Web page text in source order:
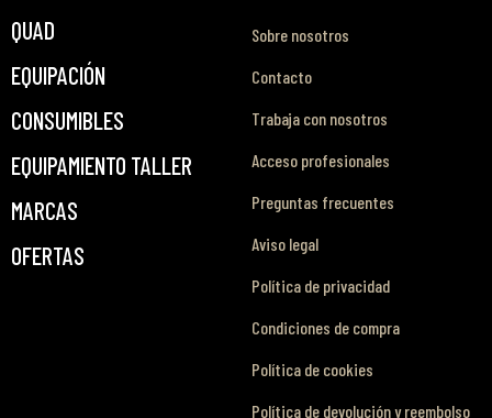
QUAD
EQUIPACIÓN
CONSUMIBLES
EQUIPAMIENTO TALLER
MARCAS
OFERTAS
Sobre nosotros
Contacto
Trabaja con nosotros
Acceso profesionales
Preguntas frecuentes
Aviso legal
Política de privacidad
Condiciones de compra
Política de cookies
Política de devolución y reembolso